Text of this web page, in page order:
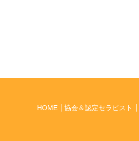
HOME 協会＆認定セラピスト